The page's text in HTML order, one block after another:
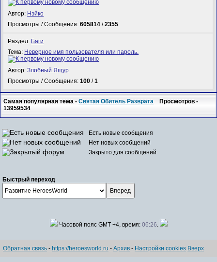
Автор: Нэйко
Просмотры / Сообщения:605814 /2355
Раздел: Баги
Тема: Неверное имя пользователя или пароль.
Автор:Злобный Ящур
Просмотры / Сообщения:100 /1
Самая популярная тема -Святая Обитель Разврата Просмотров -
13959534
Есть новые сообщения
Нет новых сообщений
Закрыто для сообщений
Быстрый переход
Часовой пояс GMT +4, время: 06:26.
Обратная связь - https://heroesworld.ru - Архив - Настройки cookies Вверх